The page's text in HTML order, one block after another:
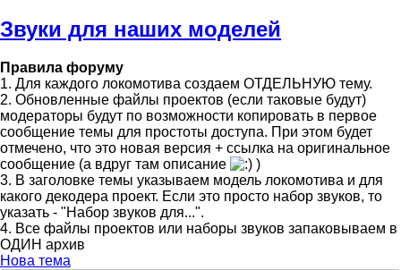
Звуки для наших моделей
Правила форуму
1. Для каждого локомотива создаем ОТДЕЛЬНУЮ тему.
2. Обновленные файлы проектов (если таковые будут)
модераторы будут по возможности копировать в первое
сообщение темы для простоты доступа. При этом будет
отмечено, что это новая версия + ссылка на оригинальное
сообщение (а вдруг там описание
)
3. В заголовке темы указываем модель локомотива и для
какого декодера проект. Если это просто набор звуков, то
указать - "Набор звуков для...".
4. Все файлы проектов или наборы звуков запаковываем в
ОДИН архив
Нова тема